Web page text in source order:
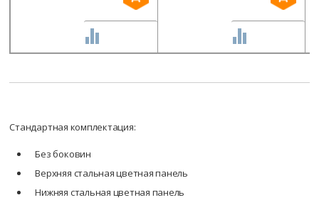
Стандартная комплектация:
Без боковин
Верхняя стальная цветная панель
Нижняя стальная цветная панель